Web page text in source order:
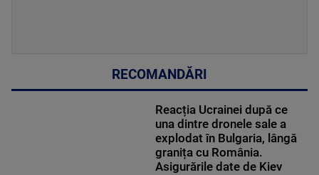
RECOMANDĂRI
Reacția Ucrainei după ce
una dintre dronele sale a
explodat în Bulgaria, lângă
granița cu România.
Asigurările date de Kiev